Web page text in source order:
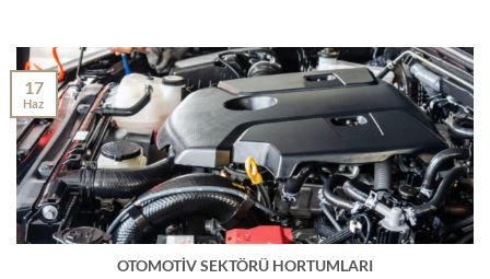
OTOMOTİV SEKTÖRÜ HORTUMLARI
17
Haz